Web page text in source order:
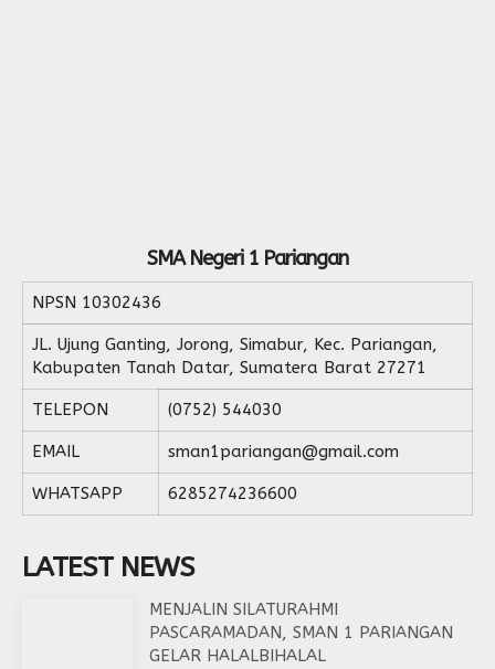
SMA Negeri 1 Pariangan
NPSN 10302436
JL. Ujung Ganting, Jorong, Simabur, Kec. Pariangan,
Kabupaten Tanah Datar, Sumatera Barat 27271
TELEPON (0752) 544030
EMAIL sman1pariangan@gmail.com
WHATSAPP 6285274236600
LATEST NEWS
MENJALIN SILATURAHMI
PASCARAMADAN, SMAN 1 PARIANGAN
GELAR HALALBIHALAL